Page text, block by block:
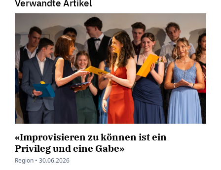
Verwandte Artikel
«Improvisieren zu können ist ein
Privileg und eine Gabe»
Region • 30.06.2026